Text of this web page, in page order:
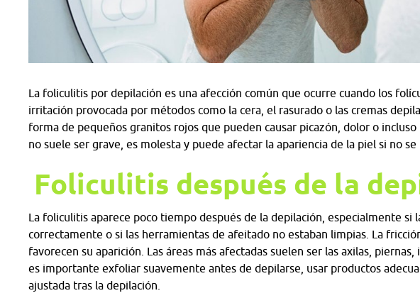
La foliculitis por depilación es una afección común que ocurre cuando los
irritación provocada por métodos como la cera, el rasurado o las cremas
forma de pequeños granitos rojos que pueden causar picazón, dolor o incluso
no suele ser grave, es molesta y puede afectar la apariencia de la piel si no se
Foliculitis después de la
La foliculitis aparece poco tiempo después de la depilación, especialmente si
correctamente o si las herramientas de afeitado no estaban limpias. La
favorecen su aparición. Las áreas más afectadas suelen ser las axilas,
es importante exfoliar suavemente antes de depilarse, usar productos
ajustada tras la depilación.